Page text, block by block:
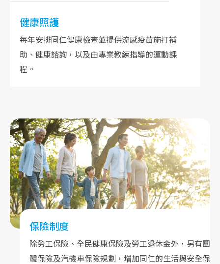
健康照護
每年安排同仁健康檢查並提供流感疫苗施打補
助、健康諮詢，以及由專業教練指導的運動課
程。
保險制度
除勞工保險、全民健康保險及勞工退休金外，另有團
體保險及汽機車保險規劃，增加同仁的生活與安全保